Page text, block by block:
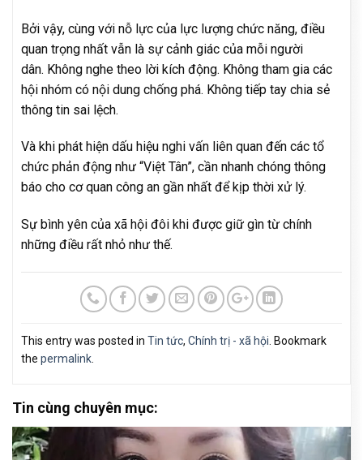
Bởi vậy, cùng với nỗ lực của lực lượng chức năng, điều
quan trọng nhất vẫn là sự cảnh giác của mỗi người
dân. Không nghe theo lời kích động. Không tham gia các
hội nhóm có nội dung chống phá. Không tiếp tay chia sẻ
thông tin sai lệch.
Và khi phát hiện dấu hiệu nghi vấn liên quan đến các tổ
chức phản động như “Việt Tân”, cần nhanh chóng thông
báo cho cơ quan công an gần nhất để kịp thời xử lý.
Sự bình yên của xã hội đôi khi được giữ gìn từ chính
những điều rất nhỏ như thế.
This entry was posted in Tin tức, Chính trị - xã hội . Bookmark
the permalink
Tin cùng chuyên mục: